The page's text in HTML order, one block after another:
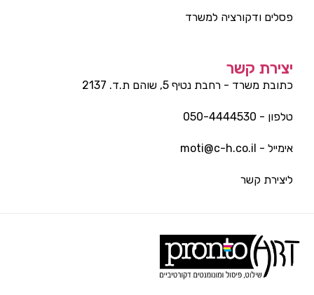
פסלים ודקורציה למשרד
יצירת קשר
כתובת משרד - רחבת נטיף 5, שוהם ת.ד. 2137
טלפון - 050-4444530
אימייל - moti@c-h.co.il
ליצירת קשר